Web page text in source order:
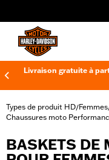
Livraison gratuite à
Types de produit HD/Femmes
Chaussures moto
BASKETS DE